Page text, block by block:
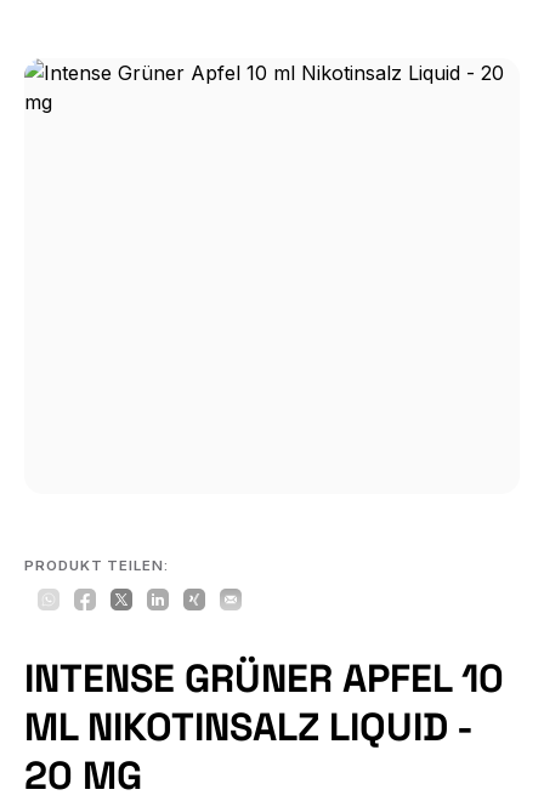
Bildergalerie überspringen
PRODUKT TEILEN:
INTENSE GRÜNER APFEL 10
ML NIKOTINSALZ LIQUID -
20 MG